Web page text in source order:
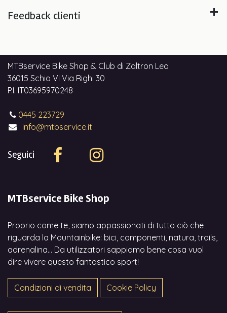
Feedback clienti
MTBservice Bike Shop & Club di Zaltron Leo
36015 Schio VI Via Righi 30
P.I. IT03695970248
0445 223729
info@mtbservice.it
Seguici
MTBservice Bike Shop
Proprio come te, siamo appassionati di tutto ciò che
riguarda la Mountainbike: bici, componenti, natura, trails,
adrenalina... Da utilizzatori sappiamo bene cosa vuol
dire vivere questo fantastico sport!
Condizioni di vendita Cookie Policy